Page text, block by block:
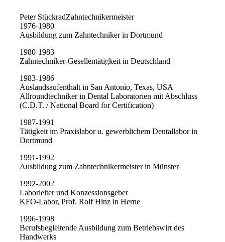
Peter StückradZahntechnikermeister
1976-1980
Ausbildung zum Zahntechniker in Dortmund
1980-1983
Zahntechniker-Gesellentätigkeit in Deutschland
1983-1986
Auslandsaufenthalt in San Antonio, Texas, USA
Allroundtechniker in Dental Laboratorien mit Abschluss
(C.D.T. / National Board for Certification)
1987-1991
Tätigkeit im Praxislabor u. gewerblichem Dentallabor in
Dortmund
1991-1992
Ausbildung zum Zahntechnikermeister in Münster
1992-2002
Laborleiter und Konzessionsgeber
KFO-Labor, Prof. Rolf Hinz in Herne
1996-1998
Berufsbegleitende Ausbildung zum Betriebswirt des
Handwerks